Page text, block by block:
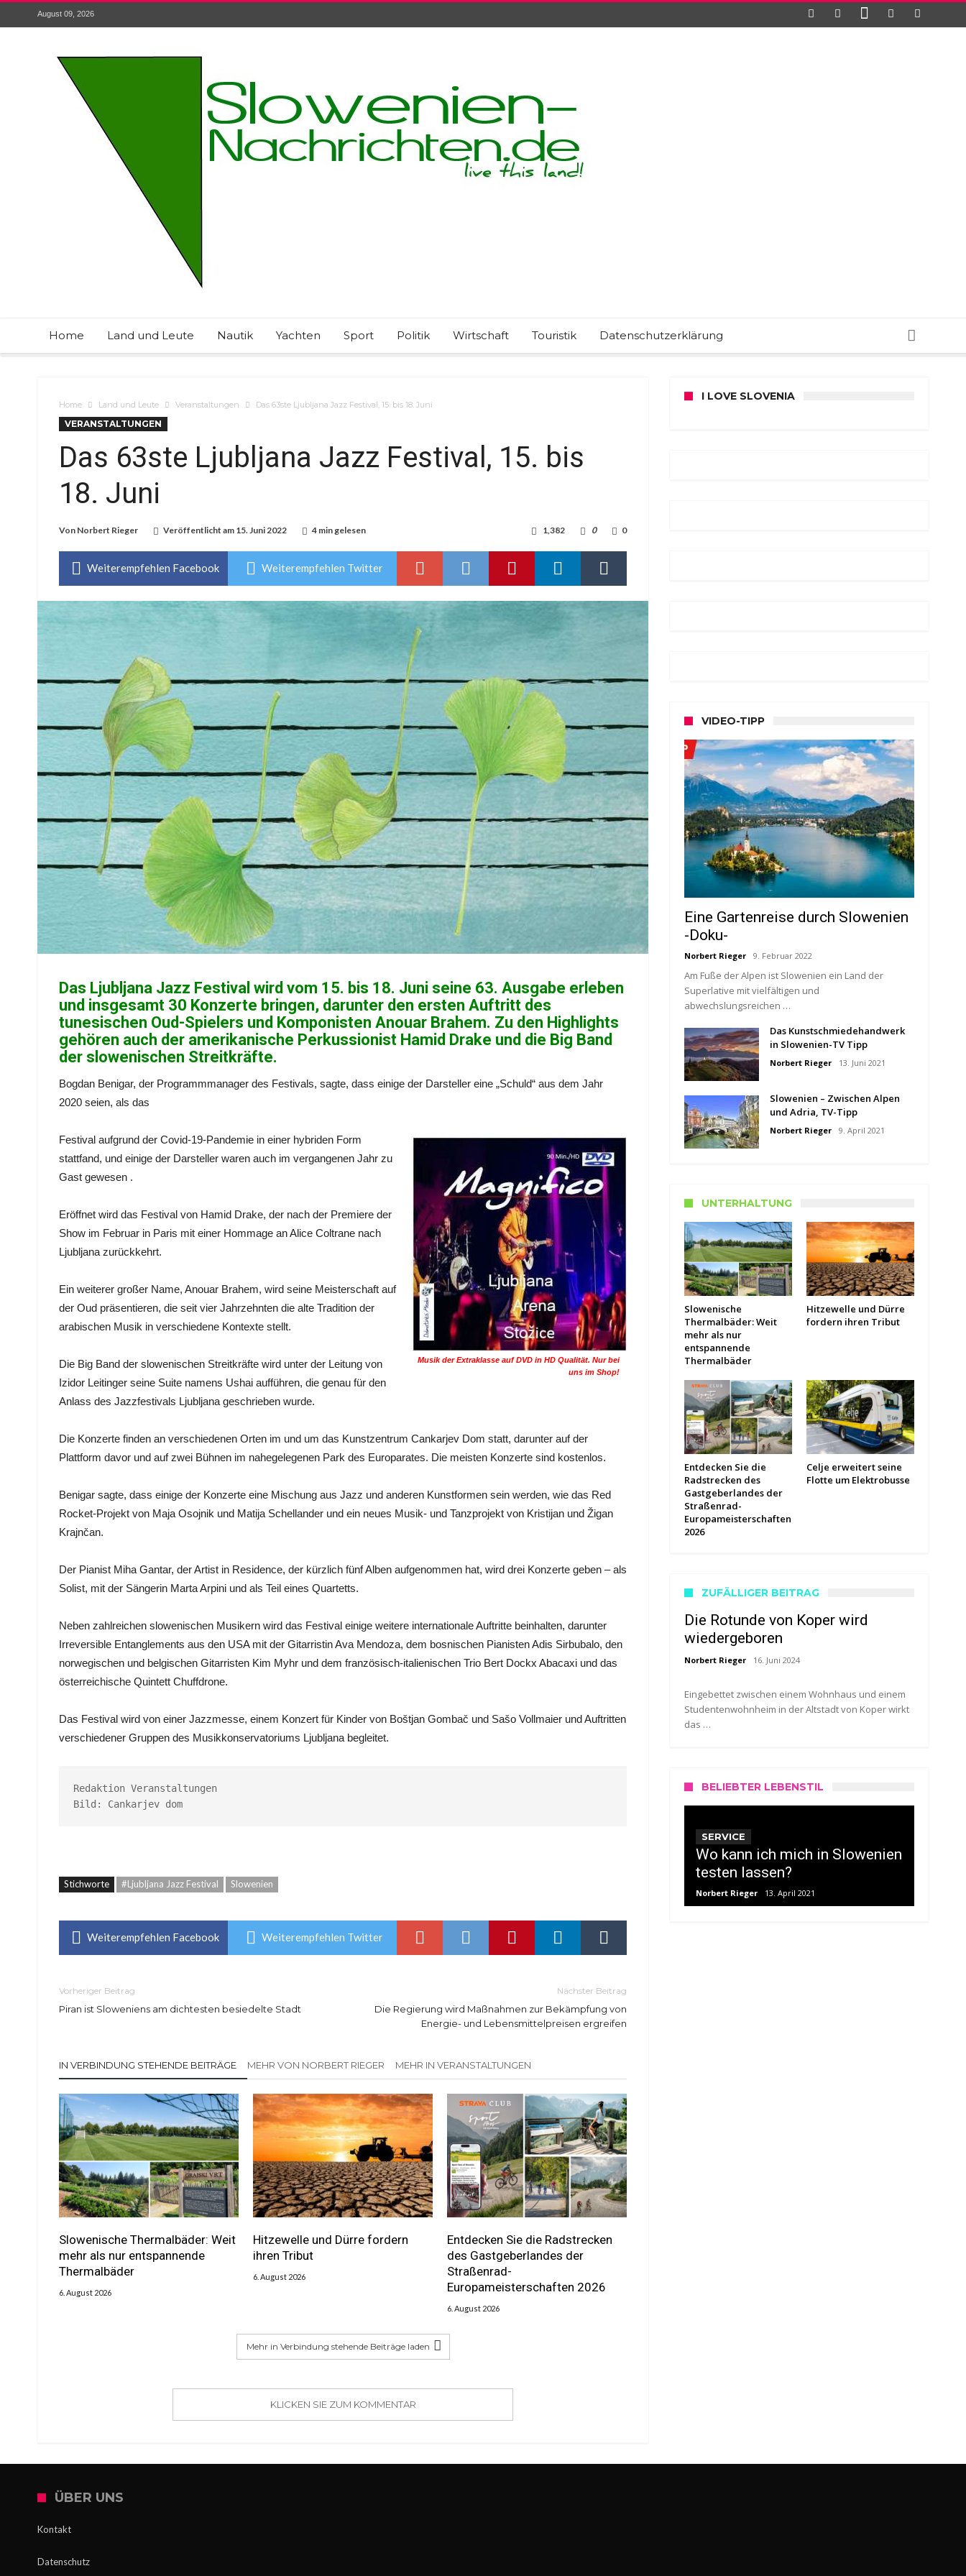
August 09, 2026
Home Land und Leute Nautik Yachten Sport Politik Wirtschaft Touristik Datenschutzerklärung
Home Land und Leute Veranstaltungen Das 63ste Ljubljana Jazz Festival, 15. bis 18. Juni
VERANSTALTUNGEN
Das 63ste Ljubljana Jazz Festival, 15. bis
18. Juni
Von Norbert Rieger Veröffentlicht am 15. Juni 2022 4 min gelesen 0
0
1,382
Weiterempfehlen Facebook Weiterempfehlen Twitter
Das Ljubljana Jazz Festival wird vom 15. bis 18. Juni seine 63. Ausgabe erleben
und insgesamt 30 Konzerte bringen, darunter den ersten Auftritt des
tunesischen Oud-Spielers und Komponisten Anouar Brahem. Zu den Highlights
gehören auch der amerikanische Perkussionist Hamid Drake und die Big Band
der slowenischen Streitkräfte.
Bogdan Benigar, der Programmmanager des Festivals, sagte, dass einige der Darsteller eine „Schuld“ aus dem Jahr
2020 seien, als das
Musik der Extraklasse auf DVD in HD Qualität. Nur bei
uns im Shop!
Festival aufgrund der Covid-19-Pandemie in einer hybriden Form
stattfand, und einige der Darsteller waren auch im vergangenen Jahr zu
Gast gewesen .
Eröffnet wird das Festival von Hamid Drake, der nach der Premiere der
Show im Februar in Paris mit einer Hommage an Alice Coltrane nach
Ljubljana zurückkehrt.
Ein weiterer großer Name, Anouar Brahem, wird seine Meisterschaft auf
der Oud präsentieren, die seit vier Jahrzehnten die alte Tradition der
arabischen Musik in verschiedene Kontexte stellt.
Die Big Band der slowenischen Streitkräfte wird unter der Leitung von
Izidor Leitinger seine Suite namens Ushai aufführen, die genau für den
Anlass des Jazzfestivals Ljubljana geschrieben wurde.
Die Konzerte finden an verschiedenen Orten im und um das Kunstzentrum Cankarjev Dom statt, darunter auf der
Plattform davor und auf zwei Bühnen im nahegelegenen Park des Europarates. Die meisten Konzerte sind kostenlos.
Benigar sagte, dass einige der Konzerte eine Mischung aus Jazz und anderen Kunstformen sein werden, wie das Red
Rocket-Projekt von Maja Osojnik und Matija Schellander und ein neues Musik- und Tanzprojekt von Kristijan und Žigan
Krajnčan.
Der Pianist Miha Gantar, der Artist in Residence, der kürzlich fünf Alben aufgenommen hat, wird drei Konzerte geben – als
Solist, mit der Sängerin Marta Arpini und als Teil eines Quartetts.
Neben zahlreichen slowenischen Musikern wird das Festival einige weitere internationale Auftritte beinhalten, darunter
Irreversible Entanglements aus den USA mit der Gitarristin Ava Mendoza, dem bosnischen Pianisten Adis Sirbubalo, den
norwegischen und belgischen Gitarristen Kim Myhr und dem französisch-italienischen Trio Bert Dockx Abacaxi und das
österreichische Quintett Chuffdrone.
Das Festival wird von einer Jazzmesse, einem Konzert für Kinder von Boštjan Gombač und Sašo Vollmaier und Auftritten
verschiedener Gruppen des Musikkonservatoriums Ljubljana begleitet.
Redaktion Veranstaltungen
Bild: Cankarjev dom
Stichworte #Ljubljana Jazz Festival Slowenien
Weiterempfehlen Facebook Weiterempfehlen Twitter
Vorheriger Beitrag
Piran ist Sloweniens am dichtesten besiedelte Stadt
Nächster Beitrag
Die Regierung wird Maßnahmen zur Bekämpfung von
Energie- und Lebensmittelpreisen ergreifen
IN VERBINDUNG STEHENDE BEITRÄGE MEHR VON NORBERT RIEGER MEHR IN VERANSTALTUNGEN
Slowenische Thermalbäder: Weit
mehr als nur entspannende
Thermalbäder
6. August 2026
Hitzewelle und Dürre fordern
ihren Tribut
6. August 2026
Entdecken Sie die Radstrecken
des Gastgeberlandes der
Straßenrad-
Europameisterschaften 2026
6. August 2026
Mehr in Verbindung stehende Beiträge laden
KLICKEN SIE ZUM KOMMENTAR
I LOVE SLOVENIA
VIDEO-TIPP
Eine Gartenreise durch Slowenien
-Doku-
Norbert Rieger 9. Februar 2022
Am Fuße der Alpen ist Slowenien ein Land der
Superlative mit vielfältigen und
abwechslungsreichen …
Das Kunstschmiedehandwerk
in Slowenien-TV Tipp
Norbert Rieger 13. Juni 2021
Slowenien – Zwischen Alpen
und Adria, TV-Tipp
Norbert Rieger 9. April 2021
UNTERHALTUNG
Slowenische
Thermalbäder: Weit
mehr als nur
entspannende
Thermalbäder
Hitzewelle und Dürre
fordern ihren Tribut
Entdecken Sie die
Radstrecken des
Gastgeberlandes der
Straßenrad-
Europameisterschaften
2026
Celje erweitert seine
Flotte um Elektrobusse
ZUFÄLLIGER BEITRAG
Die Rotunde von Koper wird
wiedergeboren
Norbert Rieger 16. Juni 2024
Eingebettet zwischen einem Wohnhaus und einem
Studentenwohnheim in der Altstadt von Koper wirkt
das …
BELIEBTER LEBENSTIL
SERVICE
Wo kann ich mich in Slowenien
testen lassen?
Norbert Rieger 13. April 2021
ÜBER UNS
Kontakt
Datenschutz